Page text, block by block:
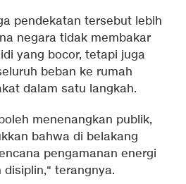
pendekatan tersebut lebih
negara tidak membakar
yang bocor, tetapi juga
beban ke rumah
dalam satu langkah.
menenangkan publik,
bahwa di belakang
pengamanan energi
terangnya.